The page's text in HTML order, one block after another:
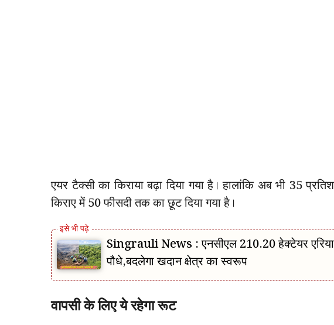
एयर टैक्सी का किराया बढ़ा दिया गया है। हालांकि अब भी 35
किराए में 50 फीसदी तक का छूट दिया गया है।
Singrauli News : एनसीएल 210.20 हेक्टेयर
पौधे,बदलेगा खदान क्षेत्र का स्वरूप
वापसी के लिए ये रहेगा रूट